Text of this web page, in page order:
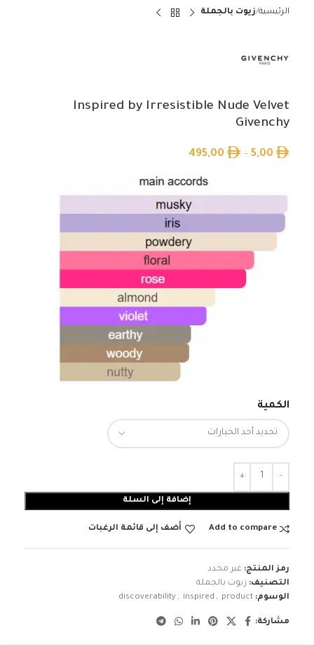
الرئيسية زيوت بالجملة
Inspired by Irresistible Nude Velvet
Givenchy
5,00
–
495,00
الكمية
إضافة إلى السلة
Add to compare أضف إلى قائمة الرغبات
رمز المنتج: غير محدد
التصنيف: زيوت بالجملة
الوسوم:
discoverability , inspired , product
مشاركة: